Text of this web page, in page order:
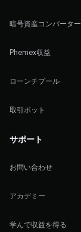
暗号資産コンバーター
Phemex収益
ローンチプール
取引ボット
サポート
お問い合わせ
アカデミー
学んで収益を得る